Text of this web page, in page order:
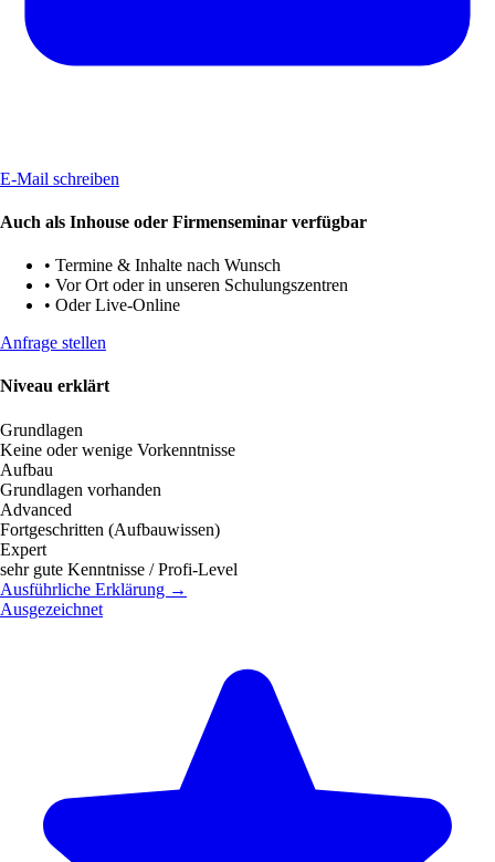
E-Mail schreiben
Auch als Inhouse oder Firmenseminar verfügbar
• Termine & Inhalte nach Wunsch
• Vor Ort oder in unseren Schulungszentren
• Oder Live-Online
Anfrage stellen
Niveau erklärt
Grundlagen
Keine oder wenige Vorkenntnisse
Aufbau
Grundlagen vorhanden
Advanced
Fortgeschritten (Aufbauwissen)
Expert
sehr gute Kenntnisse / Profi-Level
Ausführliche Erklärung →
Ausgezeichnet